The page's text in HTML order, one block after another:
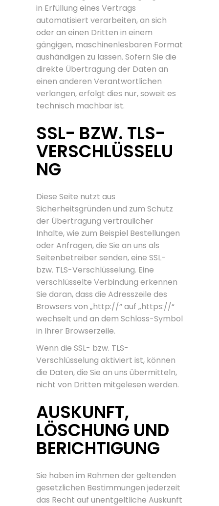
in Erfüllung eines Vertrags
automatisiert verarbeiten, an sich
oder an einen Dritten in einem
gängigen, maschinenlesbaren Format
aushändigen zu lassen. Sofern Sie die
direkte Übertragung der Daten an
einen anderen Verantwortlichen
verlangen, erfolgt dies nur, soweit es
technisch machbar ist.
SSL- BZW. TLS-
VERSCHLÜSSELU
NG
Diese Seite nutzt aus
Sicherheitsgründen und zum Schutz
der Übertragung vertraulicher
Inhalte, wie zum Beispiel Bestellungen
oder Anfragen, die Sie an uns als
Seitenbetreiber senden, eine SSL-
bzw. TLS-Verschlüsselung. Eine
verschlüsselte Verbindung erkennen
Sie daran, dass die Adresszeile des
Browsers von „http://“ auf „https://“
wechselt und an dem Schloss-Symbol
in Ihrer Browserzeile.
Wenn die SSL- bzw. TLS-
Verschlüsselung aktiviert ist, können
die Daten, die Sie an uns übermitteln,
nicht von Dritten mitgelesen werden.
AUSKUNFT,
LÖSCHUNG UND
BERICHTIGUNG
Sie haben im Rahmen der geltenden
gesetzlichen Bestimmungen jederzeit
das Recht auf unentgeltliche Auskunft